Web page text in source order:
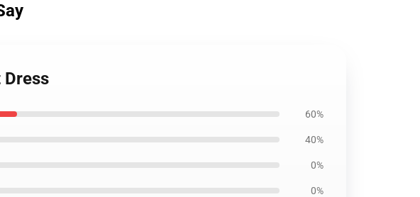
60%
40%
0%
0%